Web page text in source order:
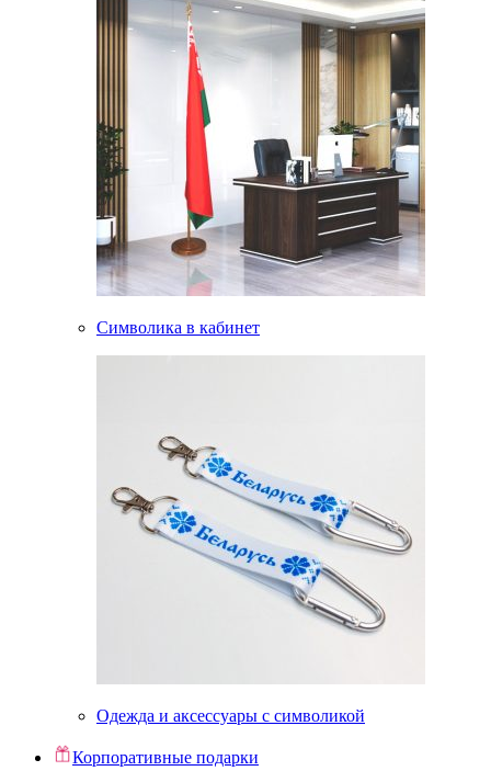
Символика в кабинет
Одежда и аксессуары с символикой
Корпоративные подарки